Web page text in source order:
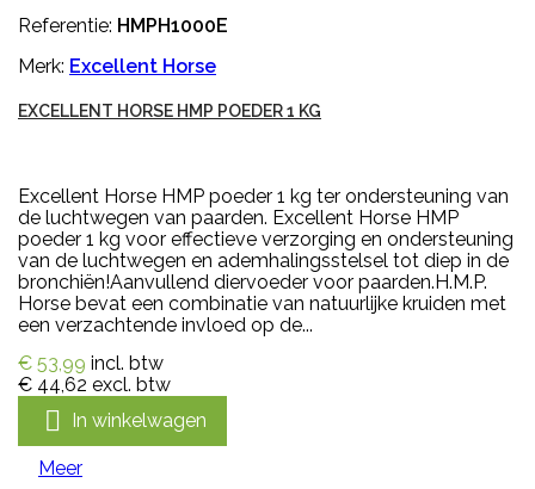
Referentie: HMPH1000E
Merk: Excellent Horse
EXCELLENT HORSE HMP POEDER 1 KG
Excellent Horse HMP poeder 1 kg ter ondersteuning van
de luchtwegen van paarden. Excellent Horse HMP
poeder 1 kg voor effectieve verzorging en ondersteuning
van de luchtwegen en ademhalingsstelsel tot diep in de
bronchiën!Aanvullend diervoeder voor paarden.H.M.P.
Horse bevat een combinatie van natuurlijke kruiden met
een verzachtende invloed op de...
€ 53,99 incl. btw
€ 44,62 excl. btw
 In winkelwagen
Meer